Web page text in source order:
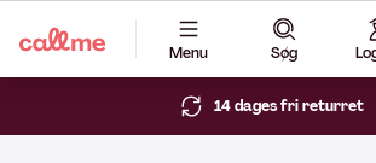
Menu Søg
14 dages fri returret